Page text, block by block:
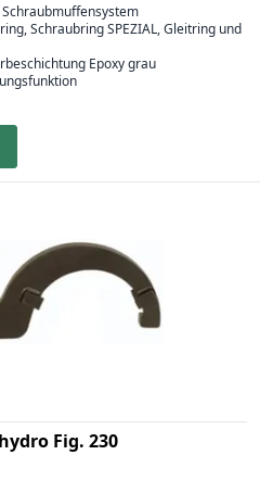
Schraubring SPEZIAL, Gleitring und
Epoxy grau
Fig. 230